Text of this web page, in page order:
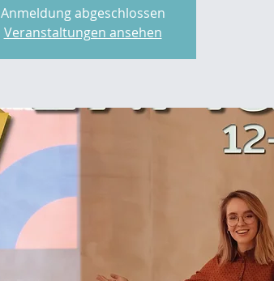
Anmeldung abgeschlossen
Veranstaltungen ansehen